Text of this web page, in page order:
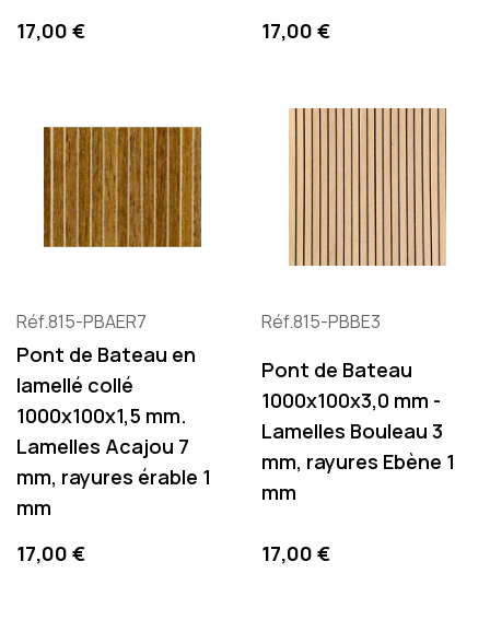
Precio
17,00 €
Precio
17,00 €
Réf.815-PBAER7
Pont de Bateau en
lamellé collé
1000x100x1,5 mm.
Lamelles Acajou 7
mm, rayures érable 1
mm
Precio
17,00 €
Réf.815-PBBE3
Pont de Bateau
1000x100x3,0 mm -
Lamelles Bouleau 3
mm, rayures Ebène 1
mm
Precio
17,00 €